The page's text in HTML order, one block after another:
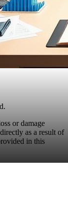
or damage
as a result of
in this